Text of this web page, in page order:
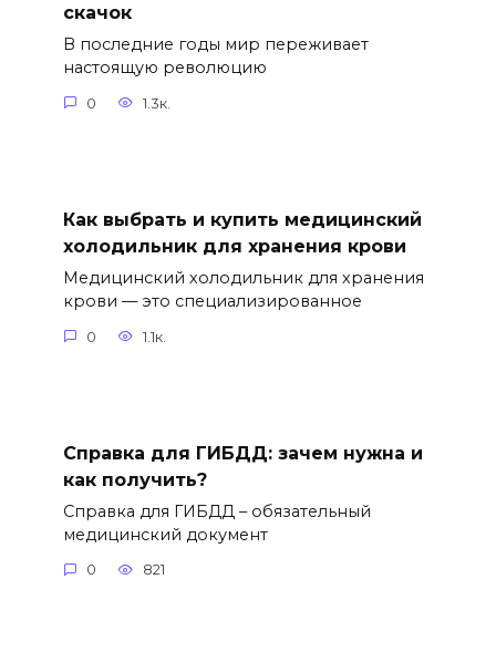
скачок
В последние годы мир переживает
настоящую революцию
0 1.3к.
Как выбрать и купить медицинский
холодильник для хранения крови
Медицинский холодильник для хранения
крови — это специализированное
0 1.1к.
Справка для ГИБДД: зачем нужна и
как получить?
Справка для ГИБДД – обязательный
медицинский документ
0 821